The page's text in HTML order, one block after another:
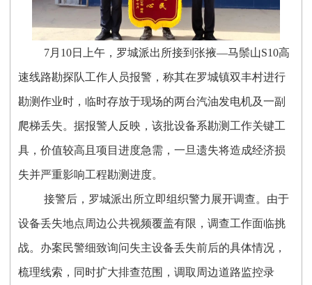
7月10日上午，罗城派出所接到张掖—马鬃山S10高
速线路勘探队工作人员报警，称其在罗城镇双丰村进行
勘测作业时，临时存放于现场的两台汽油发电机及一副
爬梯丢失。据报警人反映，该批设备系勘测工作关键工
具，价值较高且项目进度急需，一旦遗失将造成经济损
失并严重影响工程勘测进度。
接警后，罗城派出所立即组织警力展开调查。由于
设备丢失地点周边公共视频覆盖有限，调查工作面临挑
战。办案民警细致询问失主设备丢失前后的具体情况，
梳理线索，同时扩大排查范围，调取周边道路监控录